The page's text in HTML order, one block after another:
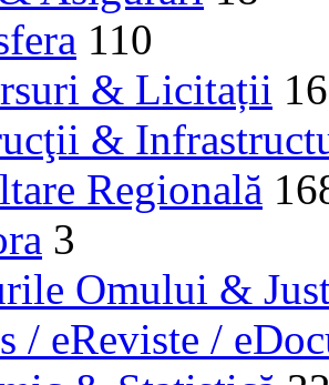
110
& Licitații 16
&
Regională
3
Omului &
/ eReviste /